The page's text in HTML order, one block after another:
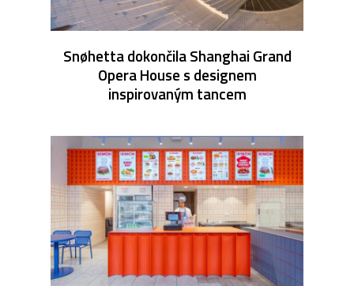
Snøhetta dokončila Shanghai Grand
Opera House s designem
inspirovaným tancem